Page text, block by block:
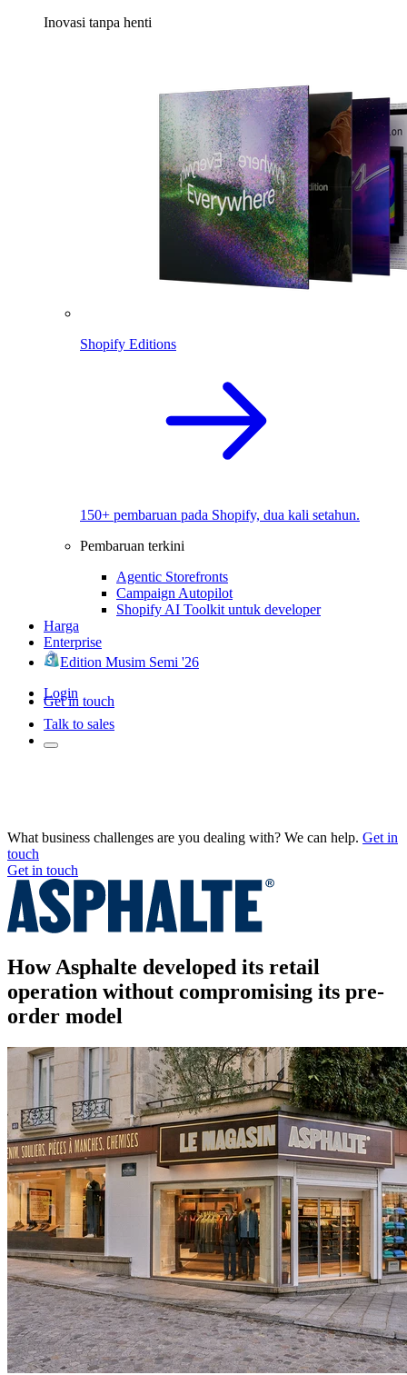
Inovasi tanpa henti
Shopify Editions
150+ pembaruan pada Shopify, dua kali setahun.
Pembaruan terkini
Agentic Storefronts
Campaign Autopilot
Shopify AI Toolkit untuk developer
Harga
Enterprise
Edition Musim Semi '26
Login
Get in touch
Talk to sales
What business challenges are you dealing with? We can help. Get in
touch
Get in touch
How Asphalte developed its retail
operation without compromising its pre-
order model